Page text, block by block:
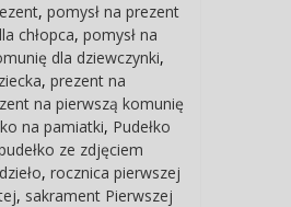
,pomysł na prezent
chłopca,pomysł na
dla dziewczynki,
,prezent na
na pierwszą komunię
na pamiatki, Pudełko
ze zdjęciem
,rocznica pierwszej
, sakrament Pierwszej